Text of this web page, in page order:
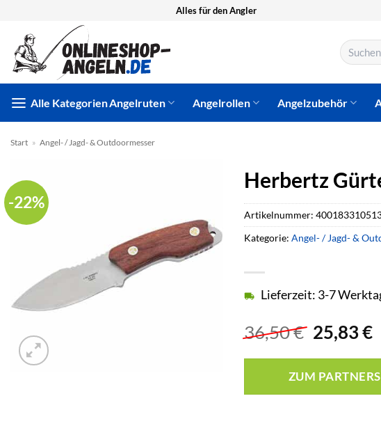
springen
Alles für den Angler
Suchen
nach:
Alle KategorienAngelruten Angelrollen Angelzubehör
Start » Angel- / Jagd- & Outdoormesser
-22%
Herbertz
36,50€
Preis
war:
36,50 €
25,83€
Lieferzeit: 3-7
ZUM
Artikelnummer:
Kategorie: Angel- / Jagd- &